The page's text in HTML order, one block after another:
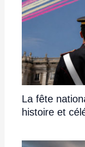
La fête
histoire et